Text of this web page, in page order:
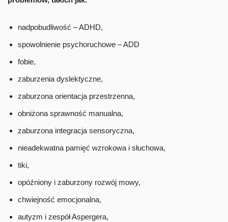
nadpobudliwość – ADHD,
spowolnienie psychoruchowe – ADD
fobie,
zaburzenia dyslektyczne,
zaburzona orientacja przestrzenna,
obniżona sprawność manualna,
zaburzona integracja sensoryczna,
nieadekwatna pamięć wzrokowa i słuchowa,
tiki,
opóźniony i zaburzony rozwój mowy,
chwiejność emocjonalna,
autyzm i zespół Aspergera,